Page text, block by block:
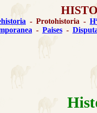
- Protohistoria -
- Paises-